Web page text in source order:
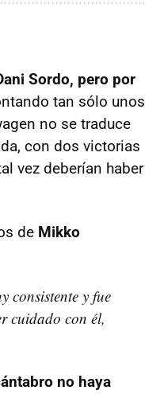
Sordo, pero por
tan sólo unos
no se traduce
con dos victorias
vez deberían haber
de Mikko
consistente y fue
cuidado con él,
no haya